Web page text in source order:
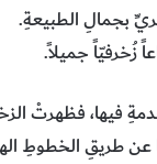
بجمالِ الطبيعةِ.
زُخرفيّاً جميلاً.
فظهرتْ
عن طريقِ الخطوطِ